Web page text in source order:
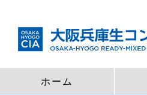
ホーム